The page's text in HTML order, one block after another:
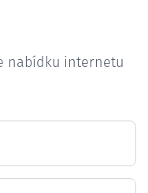
nabídku internetu